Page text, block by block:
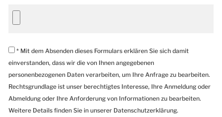
* Mit dem Absenden dieses Formulars erklären Sie sich damit
einverstanden, dass wir die von Ihnen angegebenen
personenbezogenen Daten verarbeiten, um Ihre Anfrage zu bearbeiten.
Rechtsgrundlage ist unser berechtigtes Interesse, Ihre Anmeldung oder
Abmeldung oder Ihre Anforderung von Informationen zu bearbeiten.
Weitere Details finden Sie in unserer Datenschutzerklärung.